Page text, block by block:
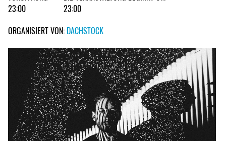
23:00
23:00
ORGANISIERT VON: DACHSTOCK